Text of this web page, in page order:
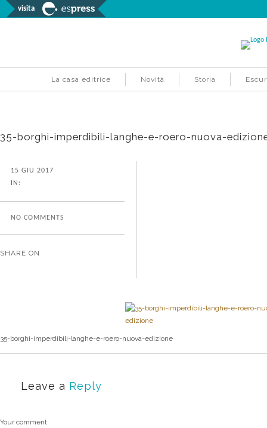
visita
La casa editrice Novità Storia
35-borghi-imperdibili-langhe-e-roero-nuova-
15 GIU 2017
IN:
NO COMMENTS
SHARE ON
35-borghi-imperdibili-langhe-e-roero-nuova-edizione
Leave a Reply
Your comment